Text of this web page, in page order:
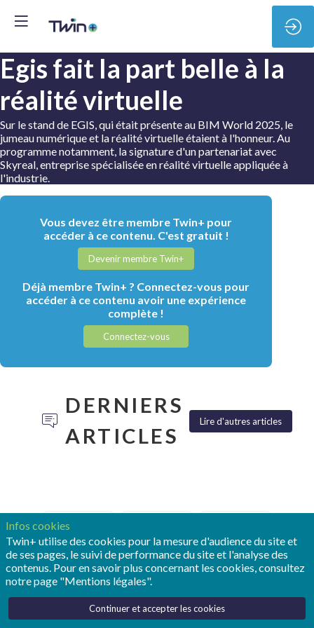
Egis fait la part belle à la
réalité virtuelle
Sur le stand de EGIS, qui était présente au BIM World 2025, le
jumeau numérique et la réalité virtuelle étaient à l'honneur. Au
programme notamment, la signature d'un partenariat avec
Skyreal, entreprise spécialisée en réalité virtuelle appliquée à
l'industrie.
Vous devez être membre Twin+ pour
accéder à ce contenu. C'est gratuit !
Devenir membre Twin+
Déjà membre Twin+ ? Connectez-vous pour
accéder à ce contenu avoir une expérience
complète !
Connectez-vous
DERNIERS
ARTICLES
Lire d'autres articles
TONY
HEMMELGARN:
«LE
JUMEAU
NUMÉRIQUE
RESTE
OPMOBILITY,
LE
JUMEAU
NUMÉRIQUE
EST
DEVENU
LIVE :
SIEMENS
FAIT
LE
JUMEAU
Infos cookies
Twin+ utilise des cookies pour la mesure d'audience du site et
de ses pages, le suivi de performance du site et l'analyse des
contenus. Pour en savoir plus concernant les cookies, consultez
notre page "Mentions légales".
Continuer et accepter les cookies